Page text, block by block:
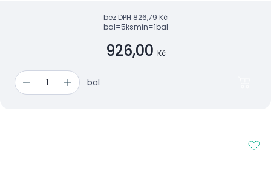
bez DPH 826,79 Kč
bal=5ksmin=1bal
926,00 Kč
bal